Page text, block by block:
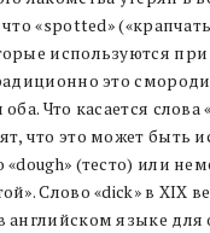
«spotted»
используются
это
Что касается слова
что это может быть
«dough» (тесто) или
Слово «dick» в XIX
английском языке для